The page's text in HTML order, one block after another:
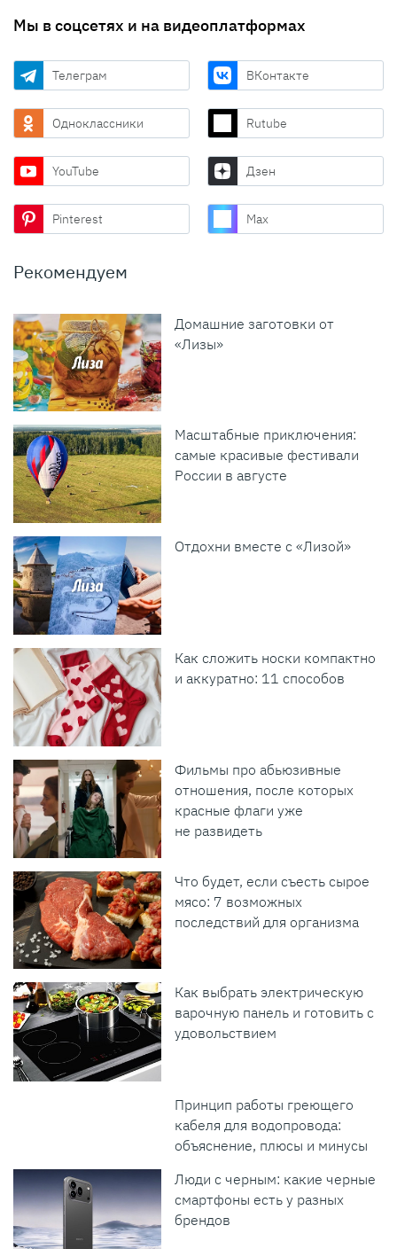
Мы в соцсетях и на видеоплатформах
Телеграм ВКонтакте
Одноклассники Rutube
YouTube Дзен
Pinterest Max
Рекомендуем
Домашние заготовки от
«Лизы»
Масштабные приключения:
самые красивые фестивали
России в августе
Отдохни вместе с «Лизой»
Как сложить носки компактно
и аккуратно: 11 способов
Фильмы про абьюзивные
отношения, после которых
красные флаги уже
не развидеть
Что будет, если съесть сырое
мясо: 7 возможных
последствий для организма
Как выбрать электрическую
варочную панель и готовить с
удовольствием
Принцип работы греющего
кабеля для водопровода:
объяснение, плюсы и минусы
Люди с черным: какие черные
смартфоны есть у разных
брендов